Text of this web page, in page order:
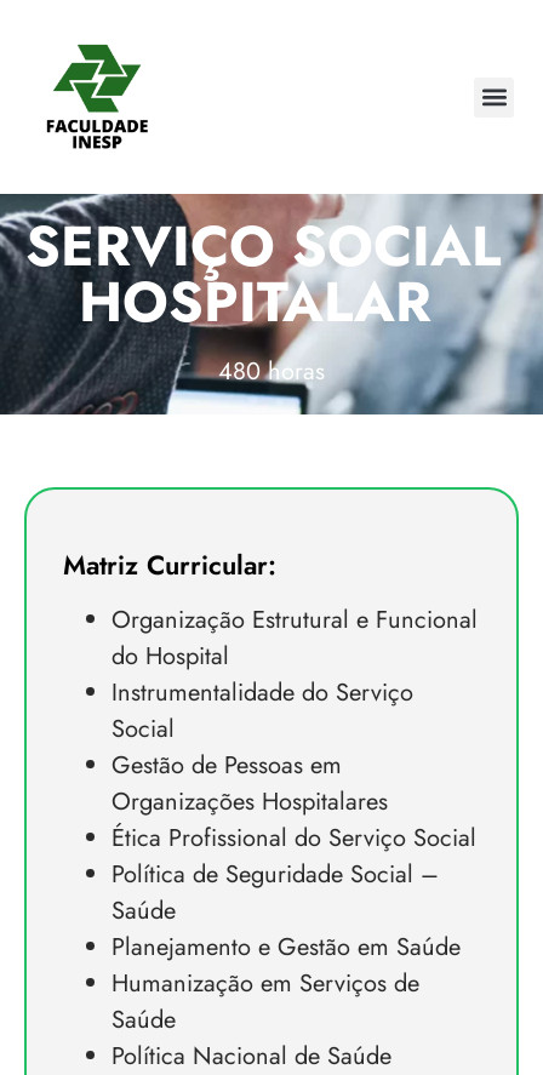
SERVIÇO SOCIAL
HOSPITALAR
480 horas
Matriz Curricular:
Organização Estrutural e Funcional
do Hospital
Instrumentalidade do Serviço
Social
Gestão de Pessoas em
Organizações Hospitalares
Ética Profissional do Serviço Social
Política de Seguridade Social –
Saúde
Planejamento e Gestão em Saúde
Humanização em Serviços de
Saúde
Política Nacional de Saúde